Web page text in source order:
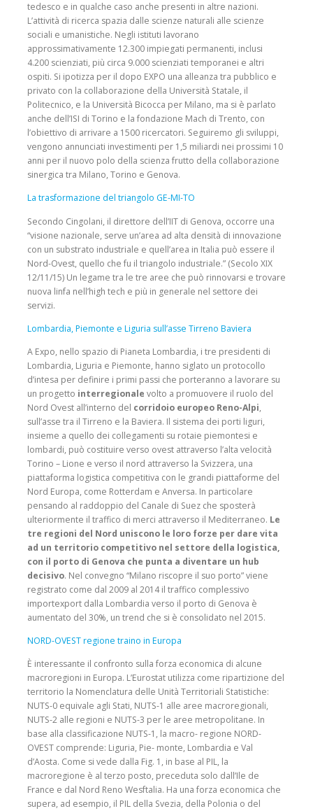
tedesco e in qualche caso anche presenti in altre nazioni.
L’attività di ricerca spazia dalle scienze naturali alle scienze
sociali e umanistiche. Negli istituti lavorano
approssimativamente 12.300 impiegati permanenti, inclusi
4.200 scienziati, più circa 9.000 scienziati temporanei e altri
ospiti. Si ipotizza per il dopo EXPO una alleanza tra pubblico e
privato con la collaborazione della Università Statale, il
Politecnico, e la Università Bicocca per Milano, ma si è parlato
anche dell’ISI di Torino e la fondazione Mach di Trento, con
l’obiettivo di arrivare a 1500 ricercatori. Seguiremo gli sviluppi,
vengono annunciati investimenti per 1,5 miliardi nei prossimi 10
anni per il nuovo polo della scienza frutto della collaborazione
sinergica tra Milano, Torino e Genova.
La trasformazione del triangolo GE-MI-TO
Secondo Cingolani, il direttore dell’IIT di Genova, occorre una
“visione nazionale, serve un’area ad alta densità di innovazione
con un substrato industriale e quell’area in Italia può essere il
Nord-Ovest, quello che fu il triangolo industriale.” (Secolo XIX
12/11/15) Un legame tra le tre aree che può rinnovarsi e trovare
nuova linfa nell’high tech e più in generale nel settore dei
servizi.
Lombardia, Piemonte e Liguria sull’asse Tirreno Baviera
A Expo, nello spazio di Pianeta Lombardia, i tre presidenti di
Lombardia, Liguria e Piemonte, hanno siglato un protocollo
d’intesa per definire i primi passi che porteranno a lavorare su
un progetto interregionale volto a promuovere il ruolo del
Nord Ovest all’interno del corridoio europeo Reno-Alpi,
sull’asse tra il Tirreno e la Baviera. Il sistema dei porti liguri,
insieme a quello dei collegamenti su rotaie piemontesi e
lombardi, può costituire verso ovest attraverso l’alta velocità
Torino – Lione e verso il nord attraverso la Svizzera, una
piattaforma logistica competitiva con le grandi piattaforme del
Nord Europa, come Rotterdam e Anversa. In particolare
pensando al raddoppio del Canale di Suez che sposterà
ulteriormente il traffico di merci attraverso il Mediterraneo. Le
tre regioni del Nord uniscono le loro forze per dare vita
ad un territorio competitivo nel settore della logistica,
con il porto di Genova che punta a diventare un hub
decisivo. Nel convegno “Milano riscopre il suo porto” viene
registrato come dal 2009 al 2014 il traffico complessivo
importexport dalla Lombardia verso il porto di Genova è
aumentato del 30%, un trend che si è consolidato nel 2015.
NORD-OVEST regione traino in Europa
È interessante il confronto sulla forza economica di alcune
macroregioni in Europa. L’Eurostat utilizza come ripartizione del
territorio la Nomenclatura delle Unità Territoriali Statistiche:
NUTS-0 equivale agli Stati, NUTS-1 alle aree macroregionali,
NUTS-2 alle regioni e NUTS-3 per le aree metropolitane. In
base alla classificazione NUTS-1, la macro- regione NORD-
OVEST comprende: Liguria, Pie- monte, Lombardia e Val
d’Aosta. Come si vede dalla Fig. 1, in base al PIL, la
macroregione è al terzo posto, preceduta solo dall’Ile de
France e dal Nord Reno Wesftalia. Ha una forza economica che
supera, ad esempio, il PIL della Svezia, della Polonia o del